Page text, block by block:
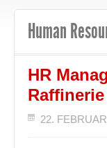
Human
HR
22.